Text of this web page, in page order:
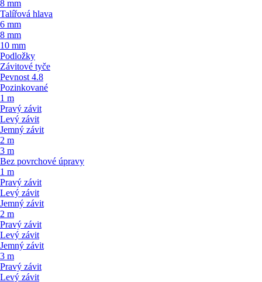
8 mm
Talířová hlava
6 mm
8 mm
10 mm
Podložky
Závitové tyče
Pevnost 4.8
Pozinkované
1 m
Pravý závit
Levý závit
Jemný závit
2 m
3 m
Bez povrchové úpravy
1 m
Pravý závit
Levý závit
Jemný závit
2 m
Pravý závit
Levý závit
Jemný závit
3 m
Pravý závit
Levý závit